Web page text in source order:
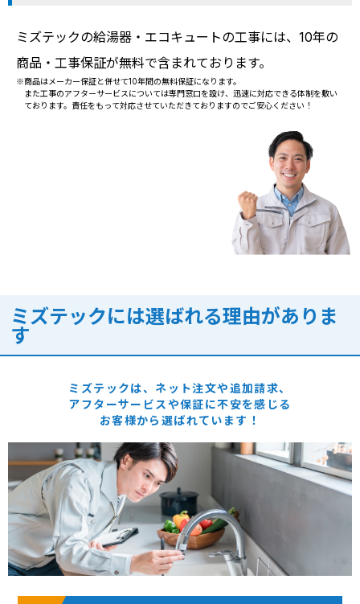
ミズテックの給湯器・エコキュートの工事には、10年の
商品・工事保証が無料で含まれております。
※商品はメーカー保証と併せて10年間の無料保証になります。
また工事のアフターサービスについては専門窓口を設け、迅速に対応できる体制を敷い
ております。責任をもって対応させていただきておりますのでご安心ください！
ミズテックには選ばれる理由がありま
す
ミズテックは、ネット注文や追加請求、
アフターサービスや保証に不安を感じる
お客様から選ばれています！